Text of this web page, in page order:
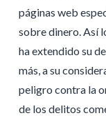
páginas web
sobre dinero. Así
ha extendido su
más, a su
peligro contra la
de los delitos